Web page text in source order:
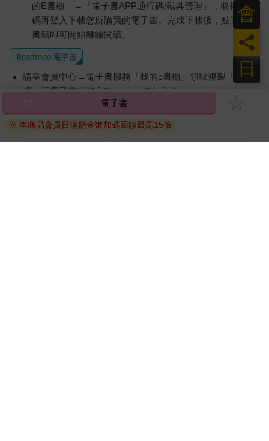
的E書櫃」→「電子書APP通行碼/載具管理」，取得通行
碼再登入下載您所購買的電子書。完成下載後，點選任一
書籍即可開始離線閱讀。
請至會員中心→電子書服務「我的e書櫃」領取複製『兌換
碼』至電子書服務商Readmoo進行兌換。
因版權保護，您在金石堂所購買的電子書僅能以金石堂專屬
的閱讀軟體開啟閱讀，無法以其他閱讀器或直接下載檔案。
電子書
※ 本商品會員日滿額金幣加碼回饋最高15倍
日
員
會